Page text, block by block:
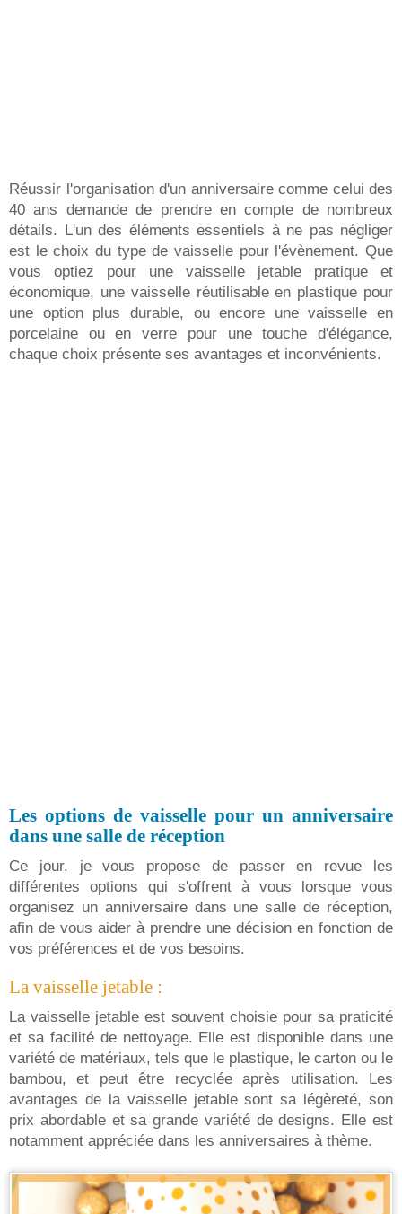
Réussir l'organisation d'un anniversaire comme celui des
40 ans demande de prendre en compte de nombreux
détails. L'un des éléments essentiels à ne pas négliger
est le choix du type de vaisselle pour l'évènement. Que
vous optiez pour une vaisselle jetable pratique et
économique, une vaisselle réutilisable en plastique pour
une option plus durable, ou encore une vaisselle en
porcelaine ou en verre pour une touche d'élégance,
chaque choix présente ses avantages et inconvénients.
Les options de vaisselle pour un anniversaire
dans une salle de réception
Ce jour, je vous propose de passer en revue les
différentes options qui s'offrent à vous lorsque vous
organisez un anniversaire dans une salle de réception,
afin de vous aider à prendre une décision en fonction de
vos préférences et de vos besoins.
La vaisselle jetable :
La vaisselle jetable est souvent choisie pour sa praticité
et sa facilité de nettoyage. Elle est disponible dans une
variété de matériaux, tels que le plastique, le carton ou le
bambou, et peut être recyclée après utilisation. Les
avantages de la vaisselle jetable sont sa légèreté, son
prix abordable et sa grande variété de designs. Elle est
notamment appréciée dans les anniversaires à thème.